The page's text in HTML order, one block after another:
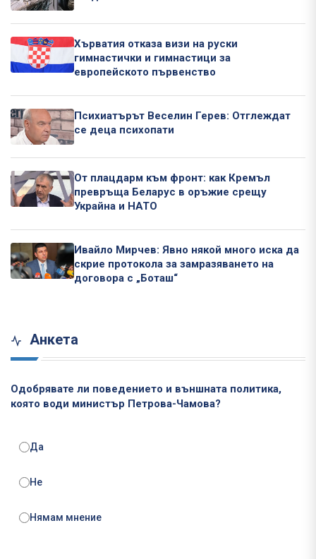
Хърватия отказа визи на руски
гимнастички и гимнастици за
европейското първенство
Психиатърът Веселин Герев: Отглеждат
се деца психопати
От плацдарм към фронт: как Кремъл
превръща Беларус в оръжие срещу
Украйна и НАТО
Ивайло Мирчев: Явно някой много иска да
скрие протокола за замразяването на
договора с „Боташ“
Анкета
Одобрявате ли поведението и външната политика,
която води министър Петрова-Чамова?
Да
Не
Нямам мнение